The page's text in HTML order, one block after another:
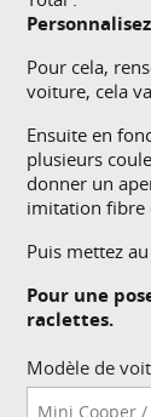
Pour cela,
voiture, cela
Ensuite en
plusieurs
donner un
imitation fibre
Puis mettez
Pour une
raclettes.
Modèle de